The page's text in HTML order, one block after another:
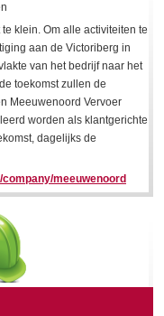
klein. Om alle activiteiten te
aan de Victoriberg in
van het bedrijf naar het
toekomst zullen de
Meeuwenoord Vervoer
worden als klantgerichte
dagelijks de
meeuwenoord